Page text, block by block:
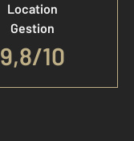
Location
Gestion
9,8/10